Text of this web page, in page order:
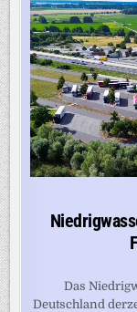
Das
Deutschland